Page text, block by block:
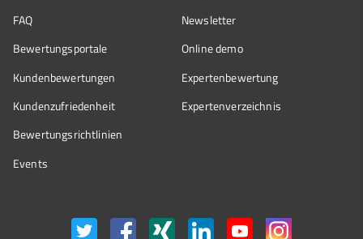
FAQ
Bewertungsportale
Kundenbewertungen
Kundenzufriedenheit
Bewertungs­richtlinien
Events
Newsletter
Online demo
Expertenbewertung
Expertenverzeichnis